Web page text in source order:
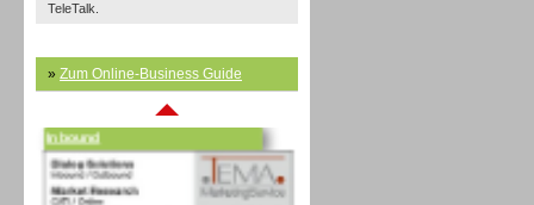
TeleTalk.
» Zum Online-Business Guide
Inbound